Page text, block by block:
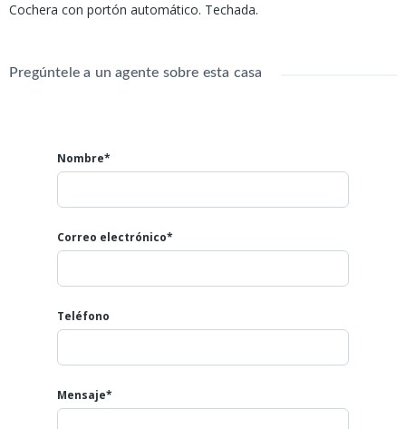
Cochera con portón automático. Techada.
Pregúntele a un agente sobre esta casa
Nombre*
Correo electrónico*
Teléfono
Mensaje*